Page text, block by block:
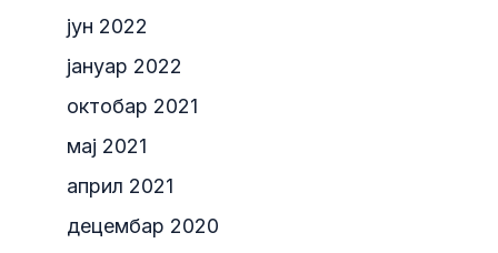
јун 2022
јануар 2022
октобар 2021
мај 2021
април 2021
децембар 2020